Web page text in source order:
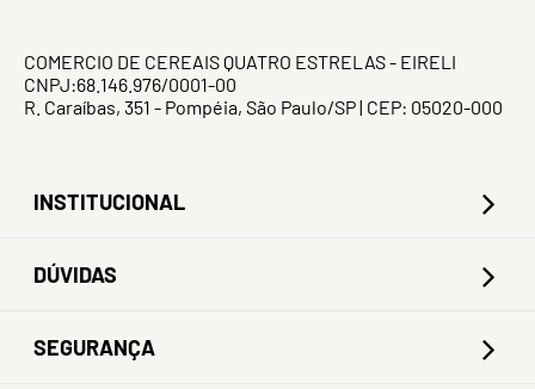
COMERCIO DE CEREAIS QUATRO ESTRELAS - EIRELI
CNPJ:68.146.976/0001-00
R. Caraíbas, 351 - Pompéia, São Paulo/SP | CEP: 05020-000
INSTITUCIONAL
DÚVIDAS
SEGURANÇA